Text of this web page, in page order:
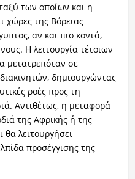
των οποίων και η
χώρες της Βόρειας
αν και πιο κοντά,
Η λειτουργία τέτοιων
μετατρεπόταν σε
δημιουργώντας
ροές προς τη
Αντιθέτως, η μεταφορά
της Αφρικής ή της
θα λειτουργήσει
προσέγγισης της